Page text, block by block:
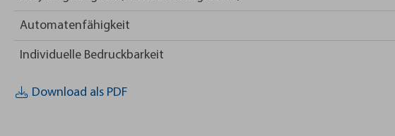
Automatenfähigkeit
Individuelle Bedruckbarkeit
Download als PDF